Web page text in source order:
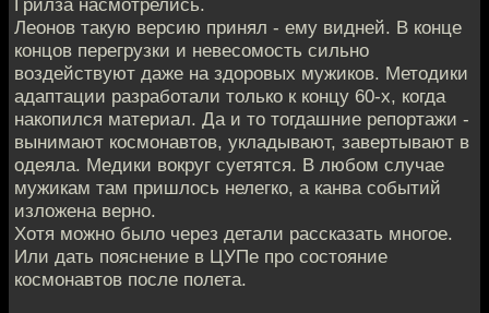
Грилза насмотрелись.
Леонов такую версию принял - ему видней. В конце
концов перегрузки и невесомость сильно
воздействуют даже на здоровых мужиков. Методики
адаптации разработали только к концу 60-х, когда
накопился материал. Да и то тогдашние репортажи -
вынимают космонавтов, укладывают, завертывают в
одеяла. Медики вокруг суетятся. В любом случае
мужикам там пришлось нелегко, а канва событий
изложена верно.
Хотя можно было через детали рассказать многое.
Или дать пояснение в ЦУПе про состояние
космонавтов после полета.